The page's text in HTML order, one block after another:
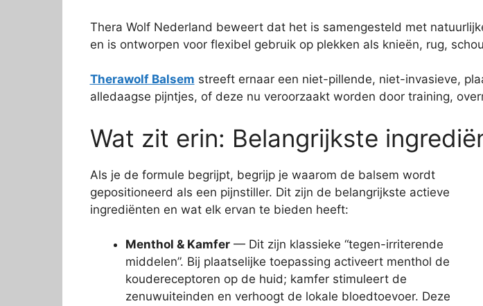
Thera Wolf Nederland beweert dat het is samengesteld met
en is ontworpen voor flexibel gebruik op plekken als knieën, rug,
Therawolf Balsem streeft ernaar een niet-pillende, niet-invasieve,
alledaagse pijntjes, of deze nu veroorzaakt worden door training,
Wat zit erin: Belangrijkste
Als je de formule begrijpt, begrijp je waarom de balsem wordt
gepositioneerd als een pijnstiller. Dit zijn de belangrijkste actieve
ingrediënten en wat elk ervan te bieden heeft:
Menthol & Kamfer— Dit zijn klassieke “tegen-irriterende
middelen”. Bij plaatselijke toepassing activeert menthol de
koudereceptoren op de huid; kamfer stimuleert de
zenuwuiteinden en verhoogt de lokale bloedtoevoer. Deze